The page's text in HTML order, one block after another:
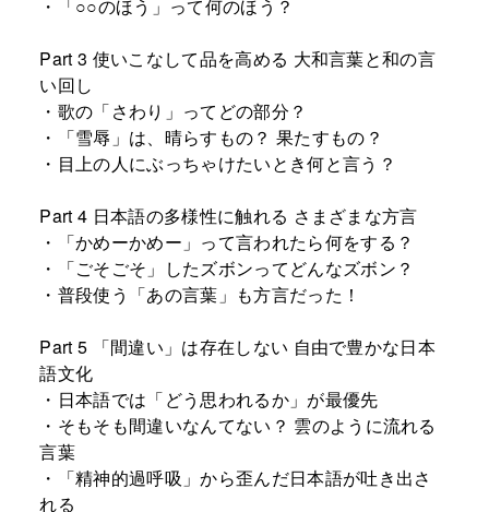
・「○○のほう」って何のほう？
Part 3 使いこなして品を高める 大和言葉と和の言
い回し
・歌の「さわり」ってどの部分？
・「雪辱」は、晴らすもの？ 果たすもの？
・目上の人にぶっちゃけたいとき何と言う？
Part 4 日本語の多様性に触れる さまざまな方言
・「かめーかめー」って言われたら何をする？
・「ごそごそ」したズボンってどんなズボン？
・普段使う「あの言葉」も方言だった！
Part 5 「間違い」は存在しない 自由で豊かな日本
語文化
・日本語では「どう思われるか」が最優先
・そもそも間違いなんてない？ 雲のように流れる
言葉
・「精神的過呼吸」から歪んだ日本語が吐き出さ
れる